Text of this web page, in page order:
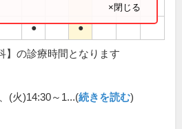
● ●
×閉じる
】の診療時間となります
(火)14:30～1...(続きを読む)